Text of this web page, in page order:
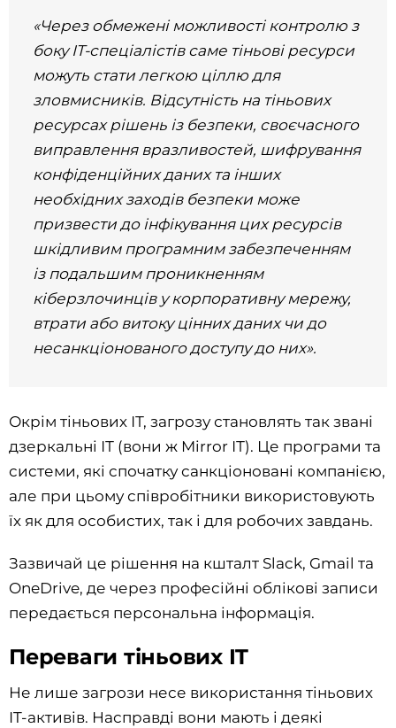
«Через обмежені можливості контролю з
боку IT-спеціалістів саме тіньові ресурси
можуть стати легкою ціллю для
зловмисників. Відсутність на тіньових
ресурсах рішень із безпеки, своєчасного
виправлення вразливостей, шифрування
конфіденційних даних та інших
необхідних заходів безпеки може
призвести до інфікування цих ресурсів
шкідливим програмним забезпеченням
із подальшим проникненням
кіберзлочинців у корпоративну мережу,
втрати або витоку цінних даних чи до
несанкціонованого доступу до них».
Окрім тіньових ІТ, загрозу становлять так звані
дзеркальні ІТ (вони ж Mirror ІТ). Це програми та
системи, які спочатку санкціоновані компанією,
але при цьому співробітники використовують
їх як для особистих, так і для робочих завдань.
Зазвичай це рішення на кшталт Slack, Gmail та
OneDrive, де через професійні облікові записи
передається персональна інформація.
Переваги тіньових IT
Не лише загрози несе використання тіньових
IT-активів. Насправді вони мають і деякі